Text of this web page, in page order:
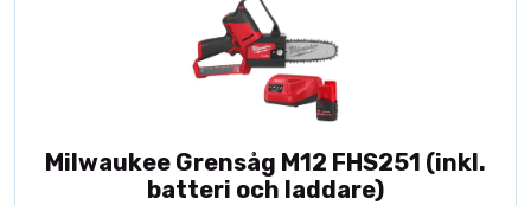
Milwaukee Grensåg M12 FHS251 (inkl.
batteri och laddare)